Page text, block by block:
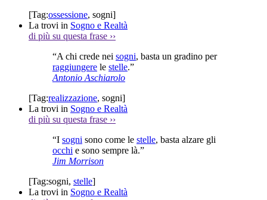
[Tag:ossessione, sogni]
La trovi in Sogno e Realtà
di più su questa frase ››
“A chi crede nei sogni, basta un gradino per
raggiungere le stelle.”
Antonio Aschiarolo
[Tag:realizzazione, sogni]
La trovi in Sogno e Realtà
di più su questa frase ››
“I sogni sono come le stelle, basta alzare gli
occhi e sono sempre là.”
Jim Morrison
[Tag:sogni, stelle]
La trovi in Sogno e Realtà